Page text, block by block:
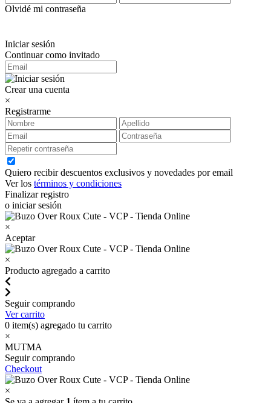
Olvidé mi contraseña
Iniciar sesión
Continuar como invitado
Crear una cuenta
×
Registrarme
Quiero recibir descuentos exclusivos y novedades por email
Ver los términos y condiciones
Finalizar registro
o iniciar sesión
×
Aceptar
×
Producto agregado a carrito
Seguir comprando
Ver carrito
0 item(s) agregado tu carrito
×
MUTMA
Seguir comprando
Checkout
×